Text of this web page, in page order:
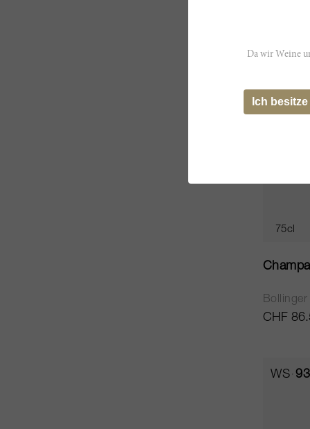
75cl
Bollinger
CHF
WS 93
Da wir Weine
Ich